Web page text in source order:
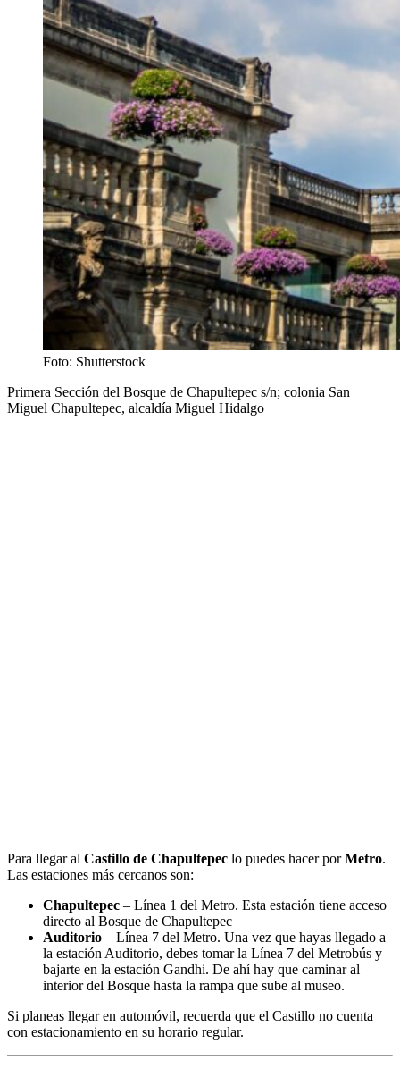
Foto: Shutterstock
Primera Sección del Bosque de Chapultepec s/n; colonia San
Miguel Chapultepec, alcaldía Miguel Hidalgo
Para llegar al Castillo de Chapultepec lo puedes hacer porMetro.
Las estaciones más cercanos son:
Chapultepec – Línea 1 del Metro. Esta estación tiene acceso
directo al Bosque de Chapultepec
Auditorio – Línea 7 del Metro. Una vez que hayas llegado a
la estación Auditorio, debes tomar la Línea 7 del Metrobús y
bajarte en la estación Gandhi. De ahí hay que caminar al
interior del Bosque hasta la rampa que sube al museo.
Si planeas llegar en automóvil, recuerda que el Castillo no cuenta
con estacionamiento en su horario regular.